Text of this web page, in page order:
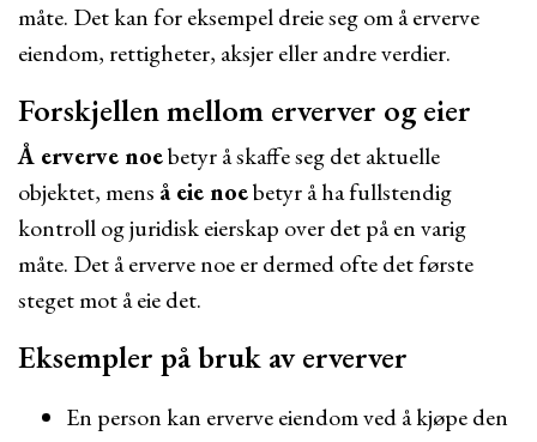
måte. Det kan for eksempel dreie seg om å erverve
eiendom, rettigheter, aksjer eller andre verdier.
Forskjellen mellom erverver og eier
Å erverve noebetyr å skaffe seg det aktuelle
objektet, mens å eie noebetyr å ha fullstendig
kontroll og juridisk eierskap over det på en varig
måte. Det å erverve noe er dermed ofte det første
steget mot å eie det.
Eksempler på bruk av erverver
En person kan erverve eiendom ved å kjøpe den